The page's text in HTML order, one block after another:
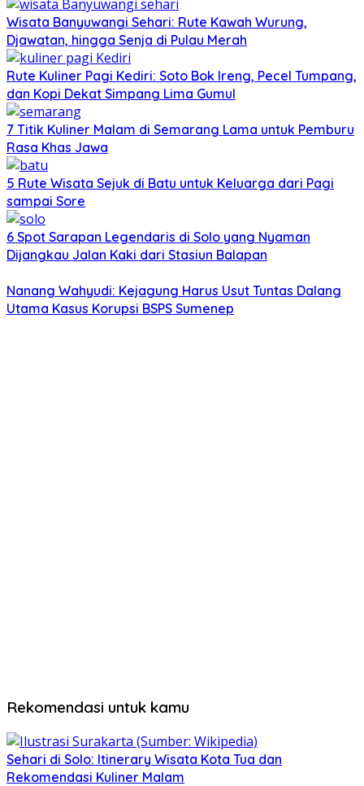
Wisata Banyuwangi Sehari: Rute Kawah Wurung,
Djawatan, hingga Senja di Pulau Merah
Rute Kuliner Pagi Kediri: Soto Bok Ireng, Pecel Tumpang,
dan Kopi Dekat Simpang Lima Gumul
7 Titik Kuliner Malam di Semarang Lama untuk Pemburu
Rasa Khas Jawa
5 Rute Wisata Sejuk di Batu untuk Keluarga dari Pagi
sampai Sore
6 Spot Sarapan Legendaris di Solo yang Nyaman
Dijangkau Jalan Kaki dari Stasiun Balapan
Nanang Wahyudi: Kejagung Harus Usut Tuntas Dalang
Utama Kasus Korupsi BSPS Sumenep
Rekomendasi untuk kamu
Sehari di Solo: Itinerary Wisata Kota Tua dan
Rekomendasi Kuliner Malam